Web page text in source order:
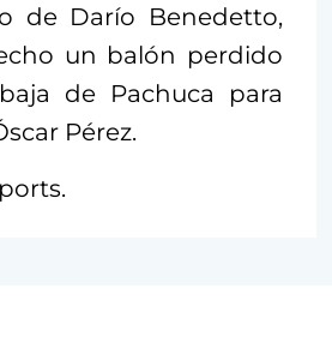
de Darío Benedetto,
un balón perdido
de Pachuca para
Pérez.